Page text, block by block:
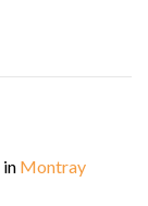
in Montray